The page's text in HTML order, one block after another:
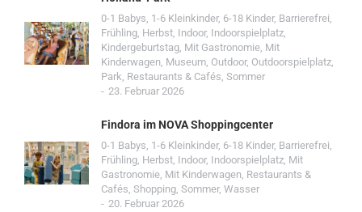
0-1 Babys, 1-6 Kleinkinder, 6-18 Kinder, Barrierefrei,
Frühling, Herbst, Indoor, Indoorspielplatz,
Kindergeburtstag, Mit Gastronomie, Mit
Kinderwagen, Museum, Outdoor, Outdoorspielplatz,
Park, Restaurants & Cafés, Sommer
23. Februar 2026
Findora im NOVA Shoppingcenter
0-1 Babys, 1-6 Kleinkinder, 6-18 Kinder, Barrierefrei,
Frühling, Herbst, Indoor, Indoorspielplatz, Mit
Gastronomie, Mit Kinderwagen, Restaurants &
Cafés, Shopping, Sommer, Wasser
20. Februar 2026